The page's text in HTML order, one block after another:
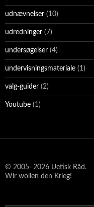
udnævnelser (10)
udredninger (7)
undersøgelser (4)
undervisningsmateriale (1)
valg-guider (2)
Youtube (1)
© 2005–2026 Uetisk Råd.
Wir wollen den Krieg!